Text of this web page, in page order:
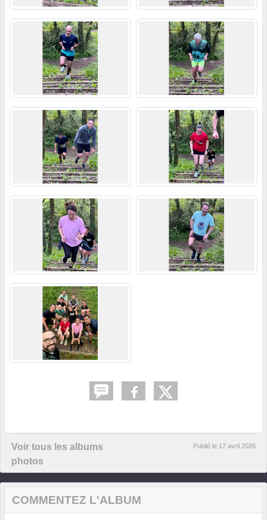
Voir tous les albums
photos
Publié le 17 avril 2026
COMMENTEZ L'ALBUM